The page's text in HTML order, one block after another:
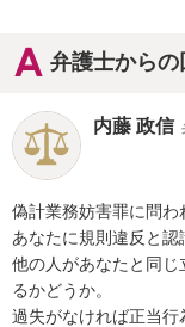
弁護士から
内藤 政信
偽計業務妨害罪に問わ
あなたに規則違反と認
他の人があなたと同
るかどうか。
過失がなければ正当行